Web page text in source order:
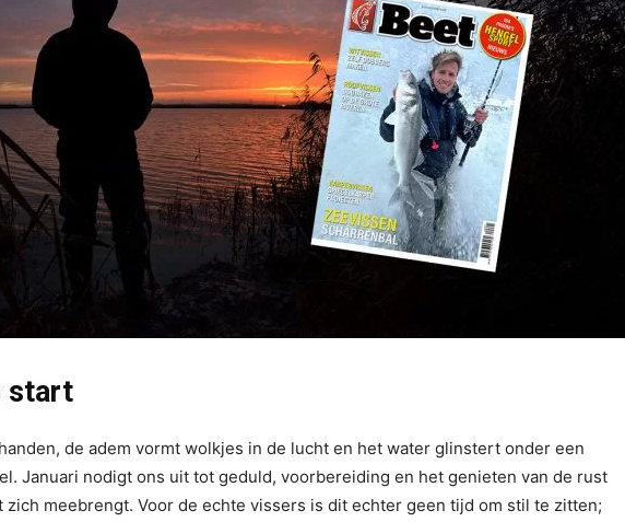
start
de adem vormt wolkjes in de lucht en het water glinstert onder een
Januari nodigt ons uit tot geduld, voorbereiding en het genieten van de rust
zich meebrengt. Voor de echte vissers is dit echter geen tijd om stil te zitten;